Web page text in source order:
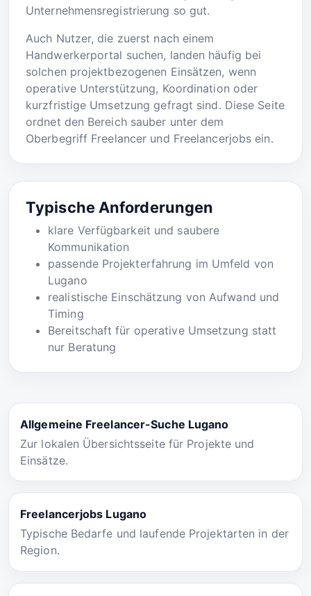
Unternehmensregistrierung so gut.
Auch Nutzer, die zuerst nach einem
Handwerkerportal suchen, landen häufig bei
solchen projektbezogenen Einsätzen, wenn
operative Unterstützung, Koordination oder
kurzfristige Umsetzung gefragt sind. Diese Seite
ordnet den Bereich sauber unter dem
Oberbegriff Freelancer und Freelancerjobs ein.
Typische Anforderungen
klare Verfügbarkeit und saubere
Kommunikation
passende Projekterfahrung im Umfeld von
Lugano
realistische Einschätzung von Aufwand und
Timing
Bereitschaft für operative Umsetzung statt
nur Beratung
Allgemeine Freelancer-Suche Lugano
Zur lokalen Übersichtsseite für Projekte und
Einsätze.
Freelancerjobs Lugano
Typische Bedarfe und laufende Projektarten in der
Region.